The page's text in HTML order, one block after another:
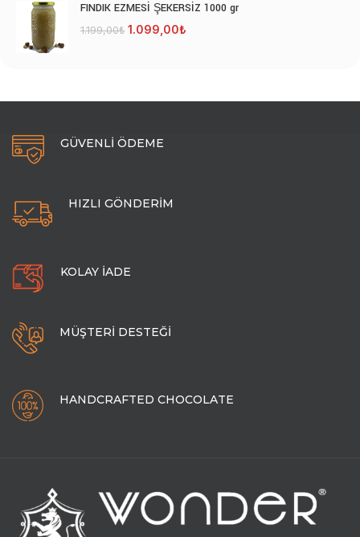
FINDIK EZMESİ ŞEKERSİZ 1000 gr
1.199,00₺ Orijinal
1.099,00₺
GÜVENLİ ÖDEME
HIZLI GÖNDERİM
KOLAY İADE
MÜŞTERİ DESTEĞİ
HANDCRAFTED CHOCOLATE